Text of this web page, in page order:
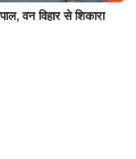
वन विहार से शिकारा